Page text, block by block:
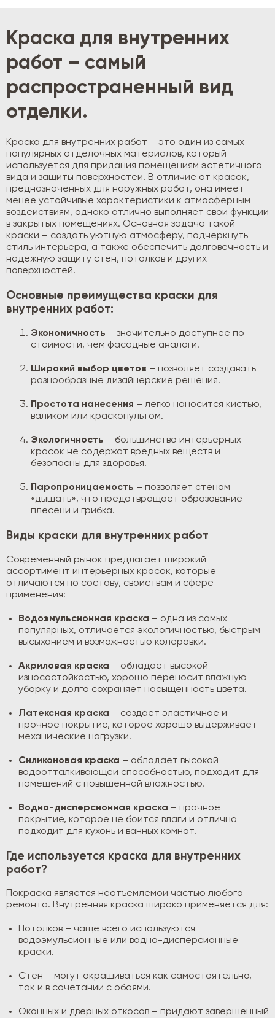
Краска для внутренних
работ – самый
распространенный вид
отделки.
Краска для внутренних работ – это один из самых
популярных отделочных материалов, который
используется для придания помещениям эстетичного
вида и защиты поверхностей. В отличие от красок,
предназначенных для наружных работ, она имеет
менее устойчивые характеристики к атмосферным
воздействиям, однако отлично выполняет свои функции
в закрытых помещениях. Основная задача такой
краски – создать уютную атмосферу, подчеркнуть
стиль интерьера, а также обеспечить долговечность и
надежную защиту стен, потолков и других
поверхностей.
Основные преимущества краски для
внутренних работ:
Экономичность – значительно доступнее по
стоимости, чем фасадные аналоги.
Широкий выбор цветов – позволяет создавать
разнообразные дизайнерские решения.
Простота нанесения – легко наносится кистью,
валиком или краскопультом.
Экологичность – большинство интерьерных
красок не содержат вредных веществ и
безопасны для здоровья.
Паропроницаемость – позволяет стенам
«дышать», что предотвращает образование
плесени и грибка.
Виды краски для внутренних работ
Современный рынок предлагает широкий
ассортимент интерьерных красок, которые
отличаются по составу, свойствам и сфере
применения:
Водоэмульсионная краска – одна из самых
популярных, отличается экологичностью, быстрым
высыханием и возможностью колеровки.
Акриловая краска – обладает высокой
износостойкостью, хорошо переносит влажную
уборку и долго сохраняет насыщенность цвета.
Латексная краска – создает эластичное и
прочное покрытие, которое хорошо выдерживает
механические нагрузки.
Силиконовая краска – обладает высокой
водоотталкивающей способностью, подходит для
помещений с повышенной влажностью.
Водно-дисперсионная краска – прочное
покрытие, которое не боится влаги и отлично
подходит для кухонь и ванных комнат.
Где используется краска для внутренних
работ?
Покраска является неотъемлемой частью любого
ремонта. Внутренняя краска широко применяется для:
Потолков – чаще всего используются
водоэмульсионные или водно-дисперсионные
краски.
Стен – могут окрашиваться как самостоятельно,
так и в сочетании с обоями.
Оконных и дверных откосов – придают завершенный